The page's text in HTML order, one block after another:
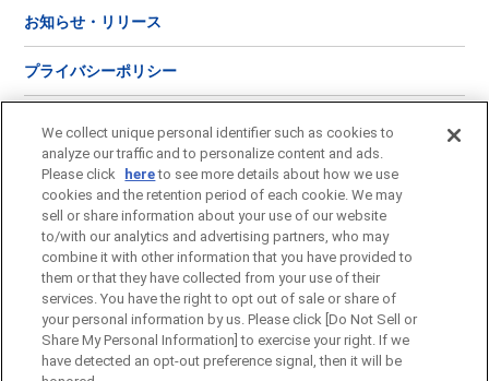
お知らせ・リリース
プライバシーポリシー
ソーシャルメディアポリシー
お問い合わせ
サイトマップ
We collect unique personal identifier such as cookies to
analyze our traffic and to personalize content and ads.
Please click
hereto see more details about how we use
cookies and the retention period of each cookie. We may
sell or share information about your use of our website
to/with our analytics and advertising partners, who may
combine it with other information that you have provided to
them or that they have collected from your use of their
services. You have the right to opt out of sale or share of
your personal information by us. Please click [Do Not Sell or
Share My Personal Information] to exercise your right. If we
have detected an opt-out preference signal, then it will be